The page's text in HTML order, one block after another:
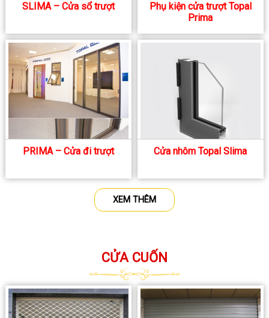
SLIMA – Cửa sổ trượt
Phụ kiện cửa trượt Topal
Prima
PRIMA – Cửa đi trượt Cửa nhôm Topal Slima
XEM THÊM
CỬA CUỐN